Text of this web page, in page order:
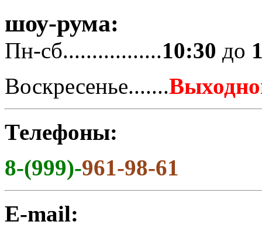
шоу-рума:
Пн-сб.................10:30 до
Воскресенье.......
Телефоны:
8-(999)-961-98-61
E-mail: